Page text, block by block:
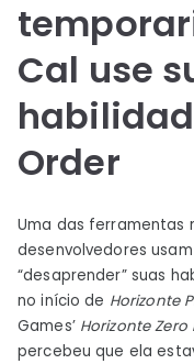
Cal use
Order
Uma das ferramentas
desenvolvedores
“desaprender” suas
no início de Horizonte
Games’ Horizonte Zero
percebeu que ela